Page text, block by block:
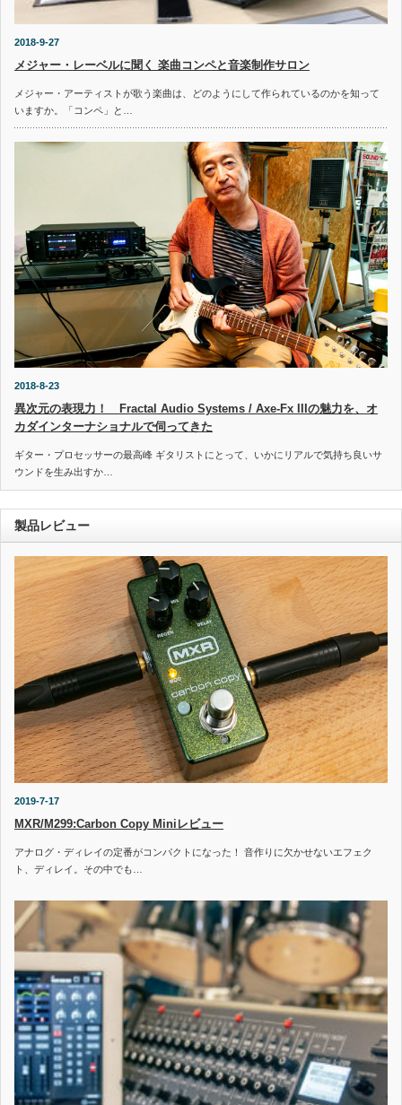
2018-9-27
メジャー・レーベルに聞く 楽曲コンペと音楽制作サロン
メジャー・アーティストが歌う楽曲は、どのようにして作られているのかを知って
いますか。「コンペ」と…
2018-8-23
異次元の表現力！ Fractal Audio Systems / Axe-Fx IIIの魅力を、オ
カダインターナショナルで伺ってきた
ギター・プロセッサーの最高峰 ギタリストにとって、いかにリアルで気持ち良いサ
ウンドを生み出すか…
製品レビュー
2019-7-17
MXR/M299:Carbon Copy Miniレビュー
アナログ・ディレイの定番がコンパクトになった！ 音作りに欠かせないエフェク
ト、ディレイ。その中でも…